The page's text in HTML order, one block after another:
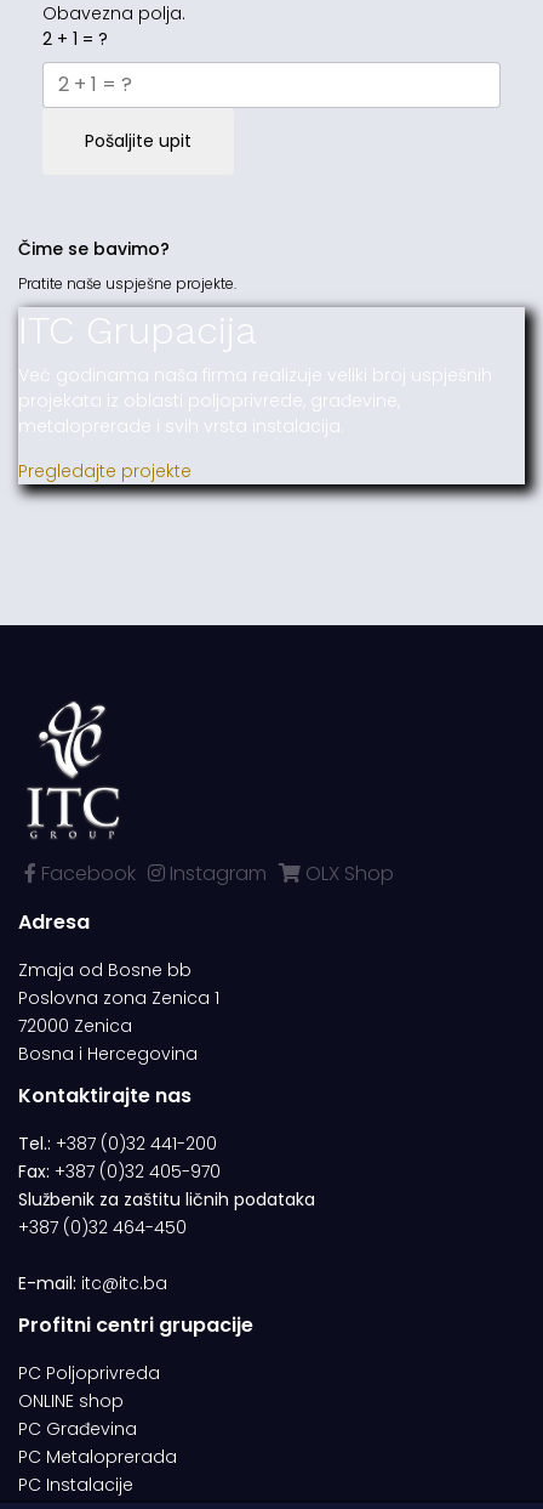
Obavezna polja.
2 + 1 = ?
Pošaljite upit
Čime se bavimo?
Pratite naše uspješne projekte.
ITC Grupacija
Već godinama naša firma realizuje veliki broj uspješnih
projekata iz oblasti poljoprivrede, građevine,
metaloprerade i svih vrsta instalacija.
Pregledajte projekte
Facebook Instagram
OLX Shop
Adresa
Zmaja od Bosne bb
Poslovna zona Zenica 1
72000 Zenica
Bosna i Hercegovina
Kontaktirajte nas
Tel.: +387 (0)32 441-200
Fax: +387 (0)32 405-970
Službenik za zaštitu ličnih podataka
+387 (0)32 464-450
E-mail: itc@itc.ba
Profitni centri grupacije
PC Poljoprivreda
ONLINE shop
PC Građevina
PC Metaloprerada
PC Instalacije